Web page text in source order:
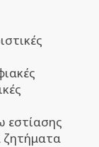
εστίασης
ζητήματα